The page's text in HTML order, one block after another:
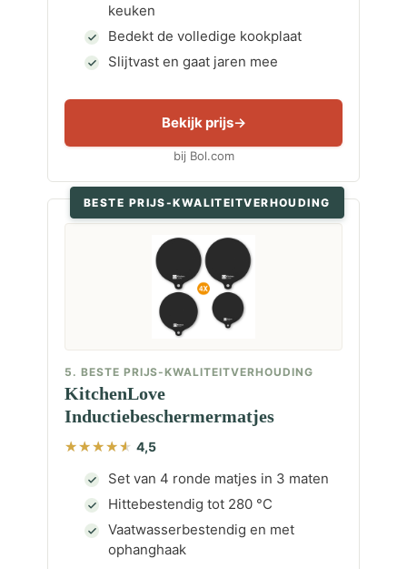
keuken
Bedekt de volledige kookplaat
Slijtvast en gaat jaren mee
Bekijk prijs
bij Bol.com
BESTE PRIJS-KWALITEITVERHOUDING
5. BESTE PRIJS-KWALITEITVERHOUDING
KitchenLove
Inductiebeschermermatjes
4,5
Set van 4 ronde matjes in 3 maten
Hittebestendig tot 280 °C
Vaatwasserbestendig en met
ophanghaak